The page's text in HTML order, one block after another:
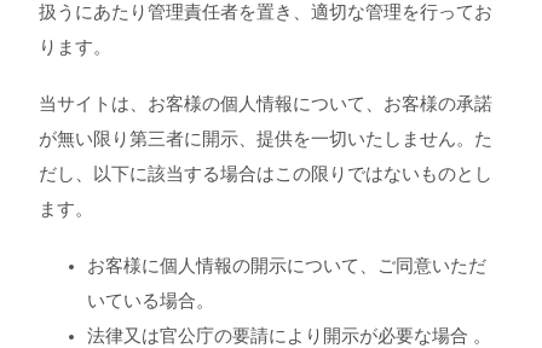
扱うにあたり管理責任者を置き、適切な管理を行ってお
ります。
当サイトは、お客様の個人情報について、お客様の承諾
が無い限り第三者に開示、提供を一切いたしません。た
だし、以下に該当する場合はこの限りではないものとし
ます。
お客様に個人情報の開示について、ご同意いただ
いている場合。
法律又は官公庁の要請により開示が必要な場合 。